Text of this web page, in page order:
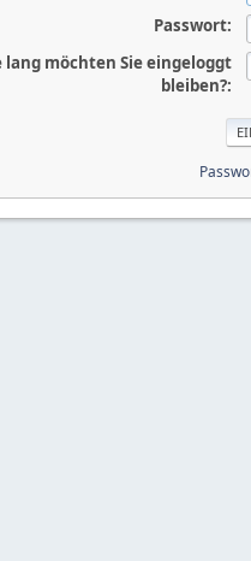
Passwort:
lang möchten Sie eingeloggt
bleiben?: